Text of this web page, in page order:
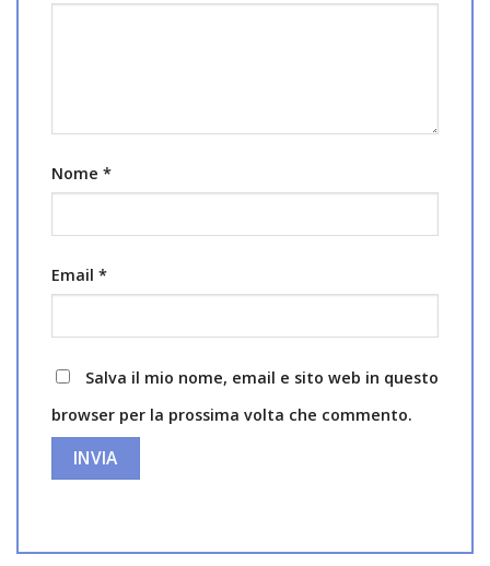
Nome *
Email *
Salva il mio nome, email e sito web in questo
browser per la prossima volta che commento.